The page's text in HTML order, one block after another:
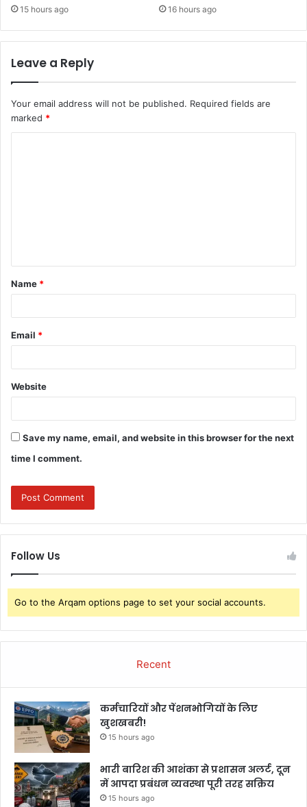
15 hours ago 16 hours ago
Leave a Reply
Your email address will not be published. Required fields are
marked *
t
*
Name *
Email *
Website
Save my name, email, and website in this browser for the next
time I comment.
Follow Us
Go to the Arqam options page to set your social accounts.
Recent
कर्मचारियों और पेंशनभोगियों के लिए
खुशखबरी!
15 hours ago
भारी बारिश की आशंका से प्रशासन अलर्ट, दून
में आपदा प्रबंधन व्यवस्था पूरी तरह सक्रिय
15 hours ago